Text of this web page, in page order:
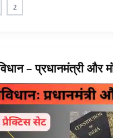
2
– प्रधानमंत्री और